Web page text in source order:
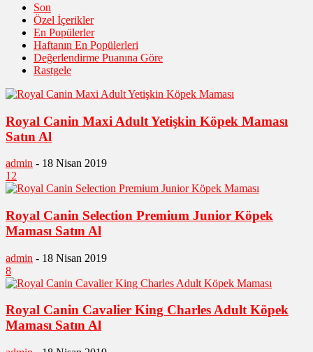
Son
Özel İçerikler
En Popülerler
Haftanın En Popülerleri
Değerlendirme Puanına Göre
Rastgele
Royal Canin Maxi Adult Yetişkin Köpek Maması
Satın Al
admin - 18 Nisan 2019
12
Royal Canin Selection Premium Junior Köpek
Maması Satın Al
admin - 18 Nisan 2019
8
Royal Canin Cavalier King Charles Adult Köpek
Maması Satın Al